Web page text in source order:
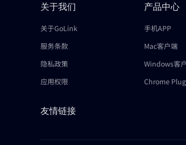
关于我们
关于GoLink
服务条款
隐私政策
应用权限
产品中心
手机APP
Mac客户端
Windows客
Chrome
友情链接